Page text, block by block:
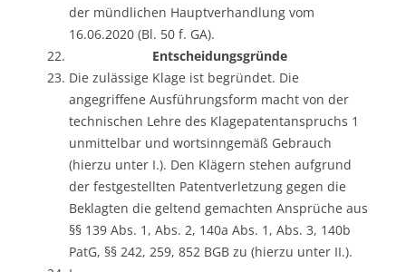
der mündlichen Hauptverhandlung vom
16.06.2020 (Bl. 50 f. GA).
Entscheidungsgründe
Die zulässige Klage ist begründet. Die
angegriffene Ausführungsform macht von der
technischen Lehre des Klagepatentanspruchs 1
unmittelbar und wortsinngemäß Gebrauch
(hierzu unter I.). Den Klägern stehen aufgrund
der festgestellten Patentverletzung gegen die
Beklagten die geltend gemachten Ansprüche aus
§§ 139 Abs. 1, Abs. 2, 140a Abs. 1, Abs. 3, 140b
PatG, §§ 242, 259, 852 BGB zu (hierzu unter II.).